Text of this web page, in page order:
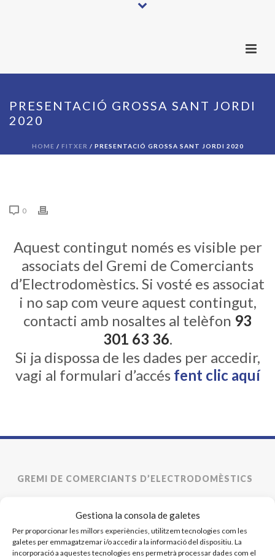
Gestiona la consola de galetes
Per proporcionar les millors experiències, utilitzem tecnologies com les
galetes per emmagatzemar i/o accedir a la informació del dispositiu. La
incorporació a aquestes tecnologies ens permetrà processar dades com el
PRESENTACIÓ GROSSA SANT JORDI
2020
HOME / FITXER / PRESENTACIÓ GROSSA SANT JORDI 2020
0
Aquest contingut només es visible per
associats del Gremi de Comerciants
d’Electrodomèstics. Si vosté es associat
i no sap com veure aquest contingut,
contacti amb nosaltes al telèfon 93
301 63 36.
Si ja dispossa de les dades per accedir,
vagi al formulari d’accés fent clic aquí
GREMI DE COMERCIANTS D’ELECTRODOMÈSTICS
ace@gremielectrodomestics.cat